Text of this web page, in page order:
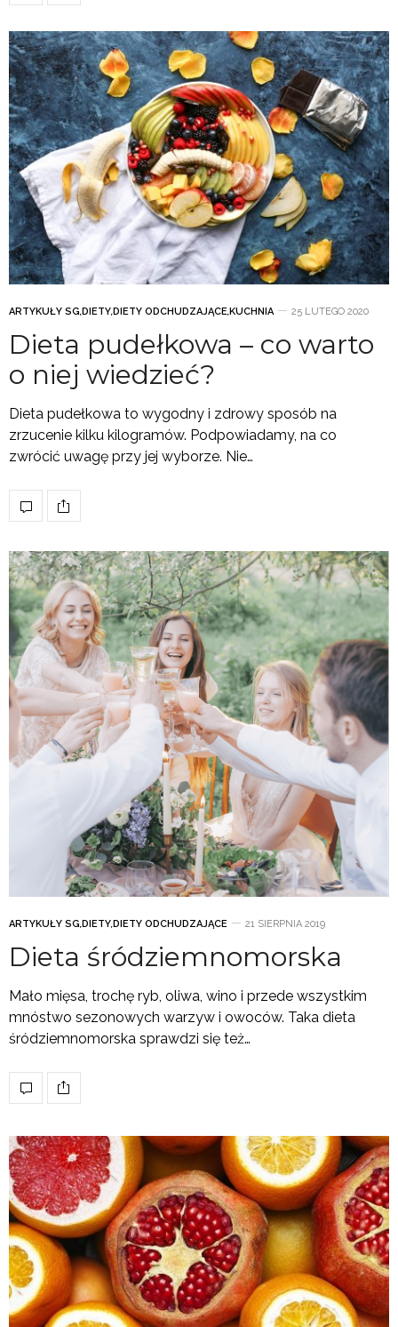
ARTYKUŁY SG,DIETY,DIETY ODCHUDZAJĄCE,KUCHNIA 25 LUTEGO 2020
Dieta pudełkowa – co warto
o niej wiedzieć?
Dieta pudełkowa to wygodny i zdrowy sposób na
zrzucenie kilku kilogramów. Podpowiadamy, na co
zwrócić uwagę przy jej wyborze. Nie…
ARTYKUŁY SG,DIETY,DIETY ODCHUDZAJĄCE 21 SIERPNIA 2019
Dieta śródziemnomorska
Mało mięsa, trochę ryb, oliwa, wino i przede wszystkim
mnóstwo sezonowych warzyw i owoców. Taka dieta
śródziemnomorska sprawdzi się też…